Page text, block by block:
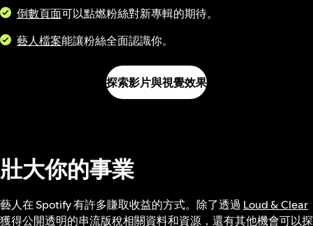
倒數頁面可以點燃粉絲對新專輯的期待。
藝人檔案能讓粉絲全面認識你。
探索影片與視覺效果
壯大你的事業
藝人在 Spotify 有許多賺取收益的方式。除了透過 Loud & Clear
獲得公開透明的串流版稅相關資料和資源，還有其他機會可以探